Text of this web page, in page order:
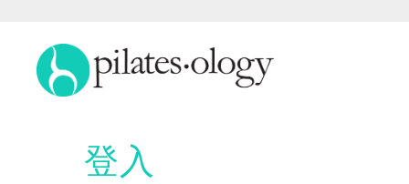
登入